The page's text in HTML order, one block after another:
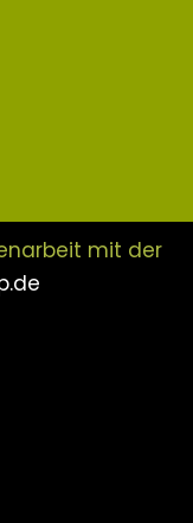
mit der